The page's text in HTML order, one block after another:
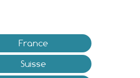
France
Suisse